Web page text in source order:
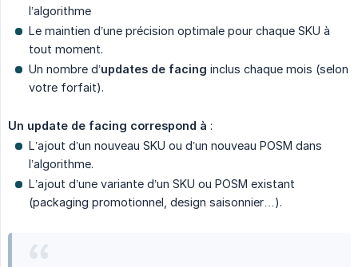
l’algorithme
Le maintien d’une précision optimale pour chaque SKU à
tout moment.
Un nombre d’updates de facing inclus chaque mois (selon
votre forfait).
Un update de facing correspond à :
L’ajout d’un nouveau SKU ou d’un nouveau POSM dans
l’algorithme.
L’ajout d’une variante d’un SKU ou POSM existant
(packaging promotionnel, design saisonnier…).